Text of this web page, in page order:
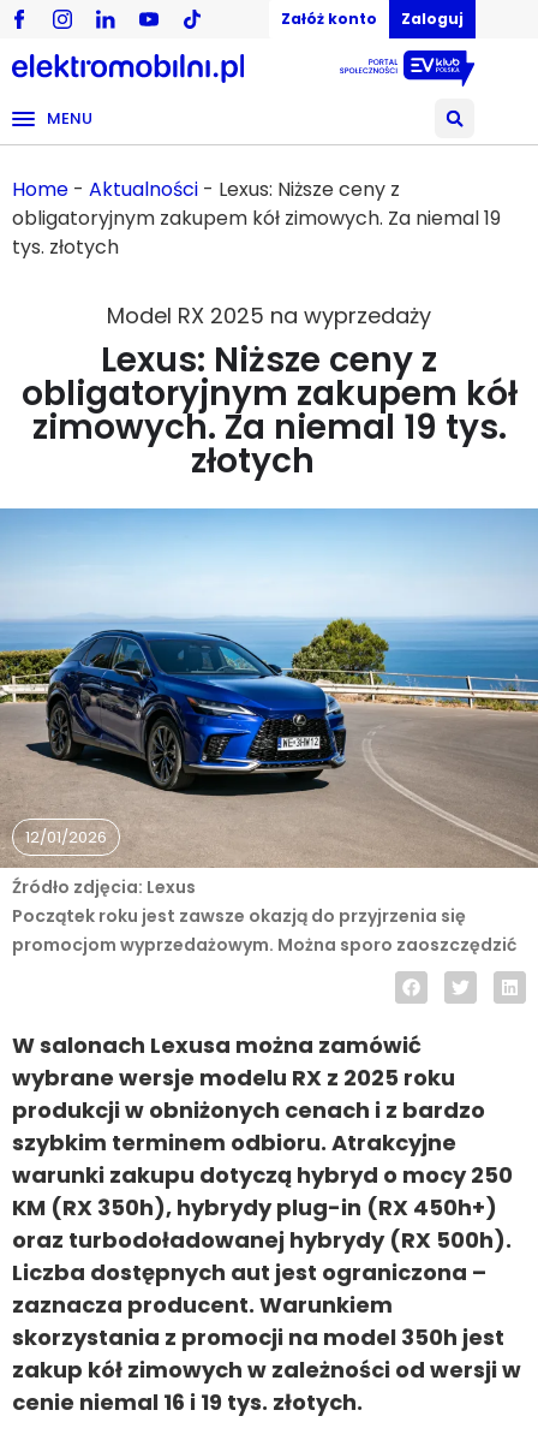
Załóż konto Zaloguj
MENU
Home - Aktualności - Lexus: Niższe ceny z
obligatoryjnym zakupem kół zimowych. Za niemal 19
tys. złotych
Model RX 2025 na wyprzedaży
Lexus: Niższe ceny z
obligatoryjnym zakupem kół
zimowych. Za niemal 19 tys.
złotych
12/01/2026
Początek roku jest zawsze okazją do przyjrzenia się
promocjom wyprzedażowym. Można sporo zaoszczędzić
Źródło zdjęcia: Lexus
W salonach Lexusa można zamówić
wybrane wersje modelu RX z 2025 roku
produkcji w obniżonych cenach i z bardzo
szybkim terminem odbioru. Atrakcyjne
warunki zakupu dotyczą hybryd o mocy 250
KM (RX 350h), hybrydy plug-in (RX 450h+)
oraz turbodoładowanej hybrydy (RX 500h).
Liczba dostępnych aut jest ograniczona –
zaznacza producent. Warunkiem
skorzystania z promocji na model 350h jest
zakup kół zimowych w zależności od wersji w
cenie niemal 16 i 19 tys. złotych.